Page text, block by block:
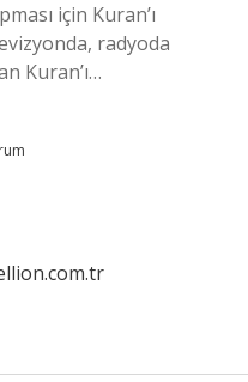
için Kuran’ı
radyoda
Kuran’ı…